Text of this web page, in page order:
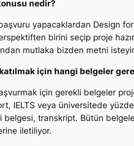
nedir?
yapacaklardan Design
birini seçip proje
mutlaka bizden metni
için hangi belgeler
için gerekli belgeler
IELTS veya üniversitede
belgesi, transkript. Bütün
iletiliyor.